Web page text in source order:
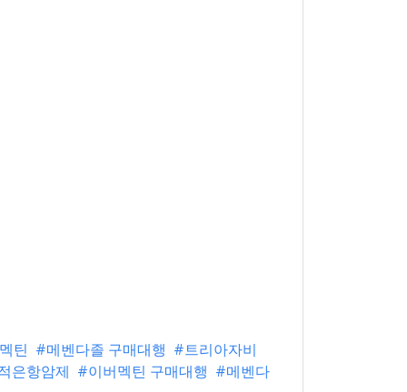
틴 #메벤다졸 구매대행 #트리아자비
은항암제 #이버멕틴 구매대행 #메벤다